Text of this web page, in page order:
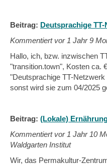
Beitrag: Deutsprachige
Kommentiert vor 1 Jahr 9
Hallo, ich, bzw. inzwischen
"transition.town", Kosten ca.
"Deutsprachige TT-
sonst wird sie zum 04/2025
Beitrag: (Lokale)
Kommentiert vor 1 Jahr 10
Waldgarten Institut
Wir, das Permakultur-